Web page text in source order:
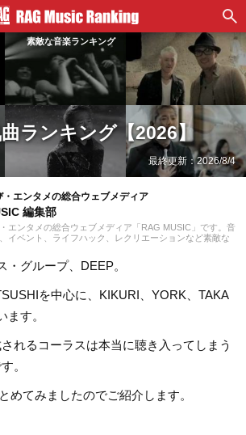
素敵な音楽ランキング
ランキング【2026】
最終更新：2026/8/4
・エンタメの総合ウェブメディア
編集部
エンタメの総合ウェブメディア「RAG MUSIC」です。音
イベント、ライフハック、レクリエーションなど素敵な
・グループ、DEEP。
を中心に、KIKURI、YORK、TAKA
ます。
れるコーラスは本当に聴き入ってしまう
。
めてみましたのでご紹介します。